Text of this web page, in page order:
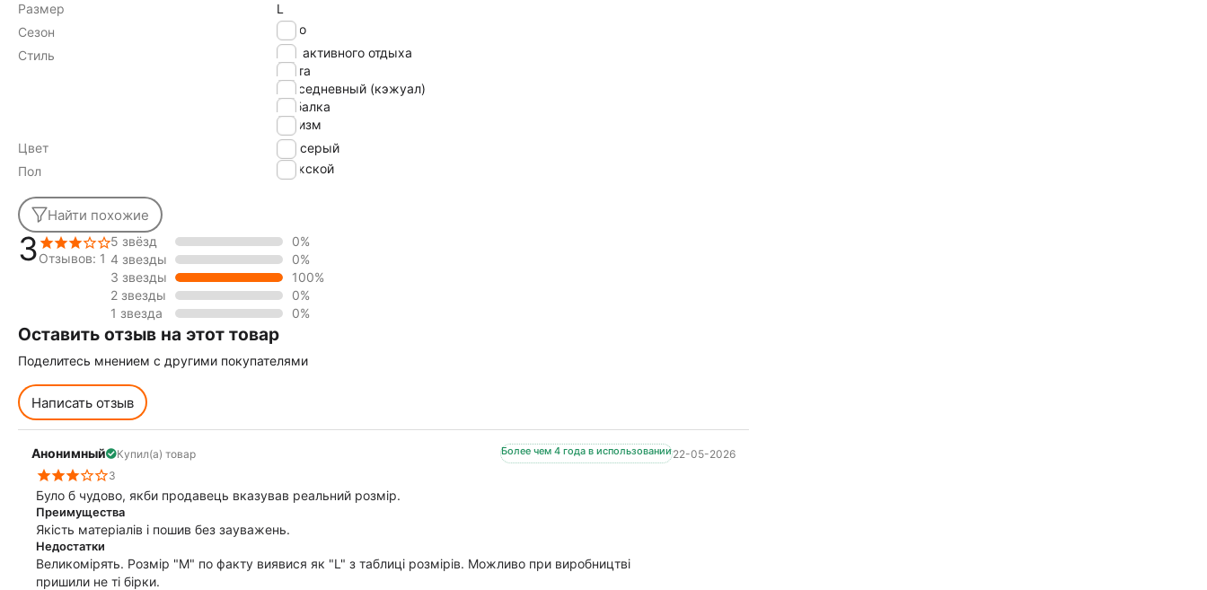
Размер
L
Сезон
Лето
Стиль
для активного отдыха
охота
повседневный (кэжуал)
рыбалка
туризм
Цвет
серый
Пол
Мужской
Найти похожие
3Отзывов: 1
5 звёзд
0%
4 звезды
0%
3 звезды
100%
2 звезды
0%
1 звезда
0%
Оставить отзыв на этот товар
Поделитесь мнением с другими покупателями
Написать отзыв
Анонимный Купил(а) товар Более чем 4 года в использовании22-05-2026
3
Було б чудово, якби продавець вказував реальний розмір.
Преимущества
Якість матеріалів і пошив без зауважень.
Недостатки
Великомірять. Розмір "М" по факту виявися як "L" з таблиці розмірів. Можливо при виробництві
пришили не ті бірки.